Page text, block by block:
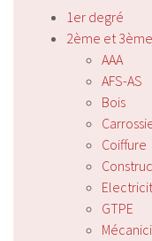
1er degré
2ème et
AAA
AFS-AS
Bois
Coiffure
GTPE